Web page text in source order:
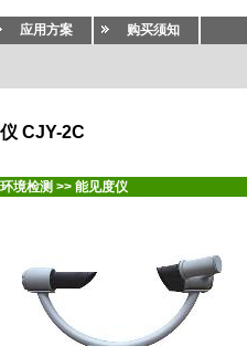
应用方案 购买须知
CJY-2C
环境检测 >> 能见度仪